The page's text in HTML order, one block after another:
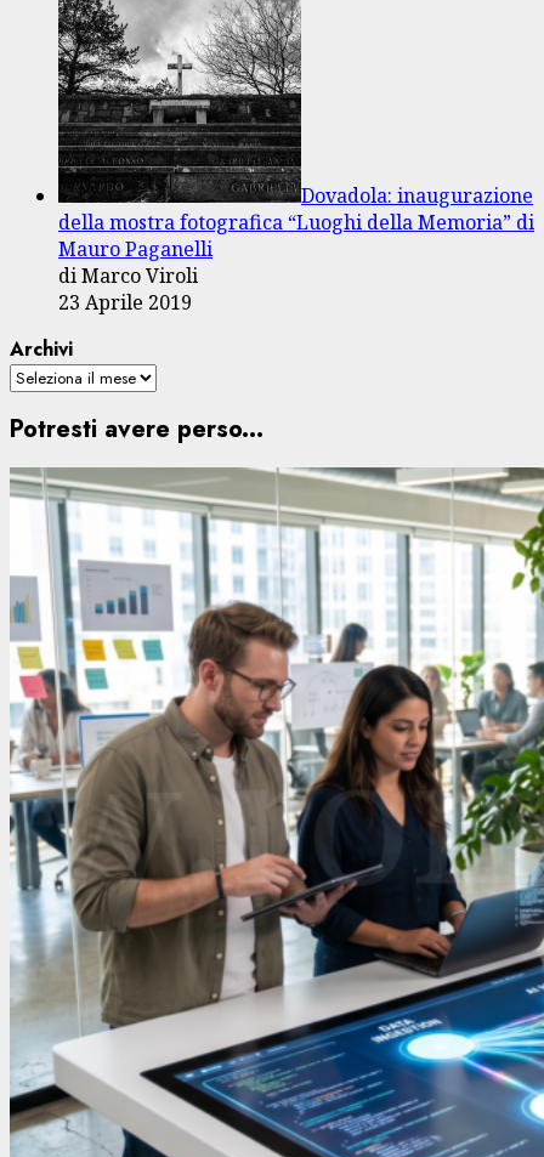
Dovadola: inaugurazione
della mostra fotografica “Luoghi della Memoria” di
Mauro Paganelli
di Marco Viroli
23 Aprile 2019
Archivi
Potresti avere perso...